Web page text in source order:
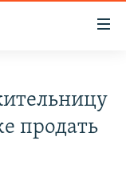
продать